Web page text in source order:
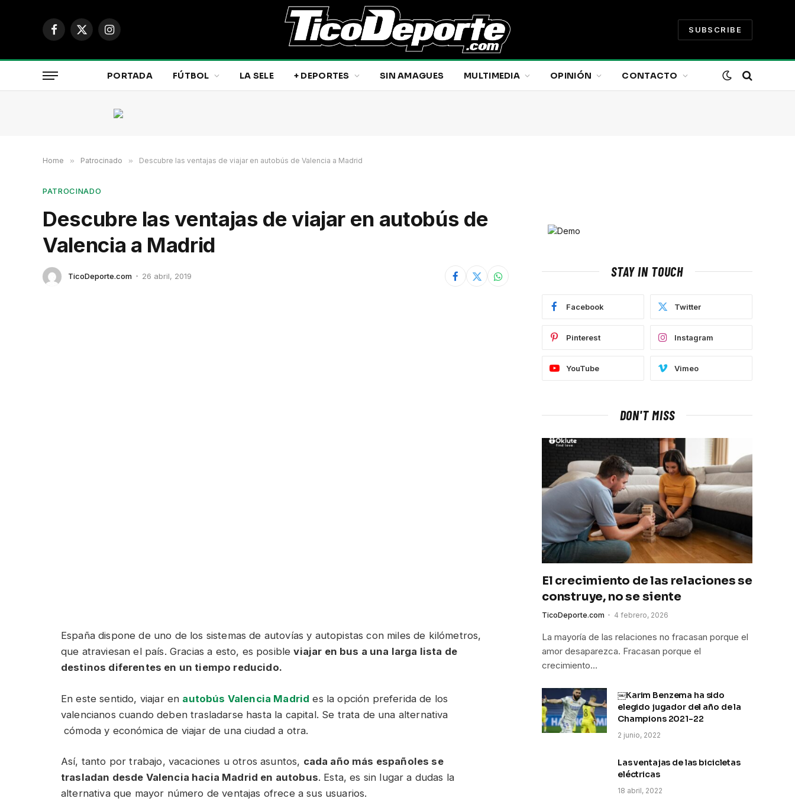
Facebook
X
Instagram
SUBSCRIBE
PORTADA FÚTBOL LA SELE + DEPORTES SIN AMAGUES MULTIMEDIA OPINIÓN CONTACTO
Home » Patrocinado » Descubre las ventajas de viajar en autobús de Valencia a Madrid
PATROCINADO
Descubre las ventajas de viajar en autobús de
Valencia a Madrid
TicoDeporte.com 26 abril, 2019
España dispone de uno de los sistemas de autovías y autopistas con miles de kilómetros,
que atraviesan el país. Gracias a esto, es posibleviajar en bus a una larga lista de
destinos diferentes en un tiempo reducido.
En este sentido, viajar en autobús Valencia Madrid es la opción preferida de los
valencianos cuando deben trasladarse hasta la capital. Se trata de una alternativa
cómoda y económica de viajar de una ciudad a otra.
Así, tanto por trabajo, vacaciones u otros asuntos, cada año más españoles se
trasladan desde Valencia hacia Madrid en autobus. Esta, es sin lugar a dudas la
alternativa que mayor número de ventajas ofrece a sus usuarios.
STAY IN TOUCH
Facebook Twitter
Pinterest Instagram
YouTube Vimeo
DON'T MISS
El crecimiento de las relaciones se
construye, no se siente
TicoDeporte.com 4 febrero, 2026
La mayoría de las relaciones no fracasan porque el
amor desaparezca. Fracasan porque el
crecimiento…
￼Karim Benzema ha sido
elegido jugador del año de la
Champions 2021-22
2 junio, 2022
Las ventajas de las bicicletas
eléctricas
18 abril, 2022